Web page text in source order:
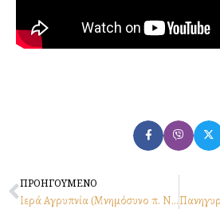
Prev
ΠΡΟΗΓΟΥΜΕΝΟ
Ιερά Αγρυπνία (Μνημόσυνο π. Νεοφύτου Σκαρκαλά) – 18.5.2022